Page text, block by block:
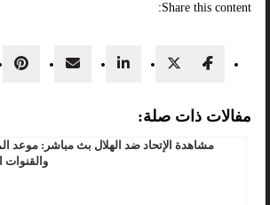
Share this content:
مفالات ذات صلة:
مشاهدة الإتحاد ضد الهلال بث مباشر: موعد
والقنوات